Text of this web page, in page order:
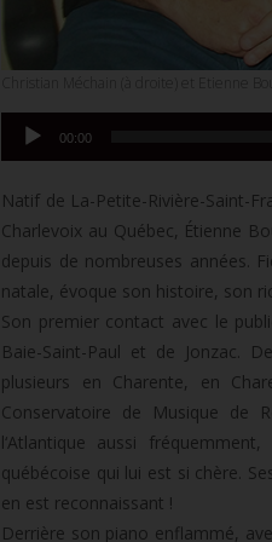
Lecteur
audio
00:00
Natif de La-Petite-Rivière-Saint-
Charlevoix au Québec, Étienne
depuis de nombreuses années.
natale, évoque son histoire, son
Son premier contact avec le
Baie-Saint-Paul et de Jonzac.
plusieurs en Charente, en
Conservatoire de Musique de
l‘Atlantique aussi
québécoise qui lui est si chère.
en est reconnaissant !
Derrière son piano enflammé,